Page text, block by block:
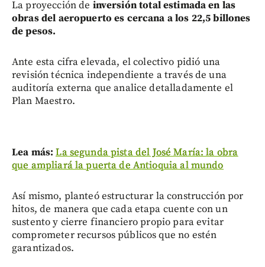
La proyección de inversión total estimada en las
obras del aeropuerto es cercana a los 22,5 billones
de pesos.
Ante esta cifra elevada, el colectivo pidió una
revisión técnica independiente a través de una
auditoría externa que analice detalladamente el
Plan Maestro.
Lea más:La segunda pista del José María: la obra
que ampliará la puerta de Antioquia al mundo
Así mismo, planteó estructurar la construcción por
hitos, de manera que cada etapa cuente con un
sustento y cierre financiero propio para evitar
comprometer recursos públicos que no estén
garantizados.